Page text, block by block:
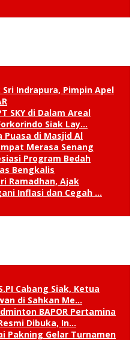
Sri Indrapura, Pimpin Apel
SKY di Dalam Areal
Siak Lay…
Puasa di Masjid Al
Merasa Senang
Program Bedah
Bengkalis
Ramadhan, Ajak
Inflasi dan Cegah …
Cabang Siak, Ketua
di Sahkan Me…
BAPOR Pertamina
Dibuka, In…
Pakning Gelar Turnamen